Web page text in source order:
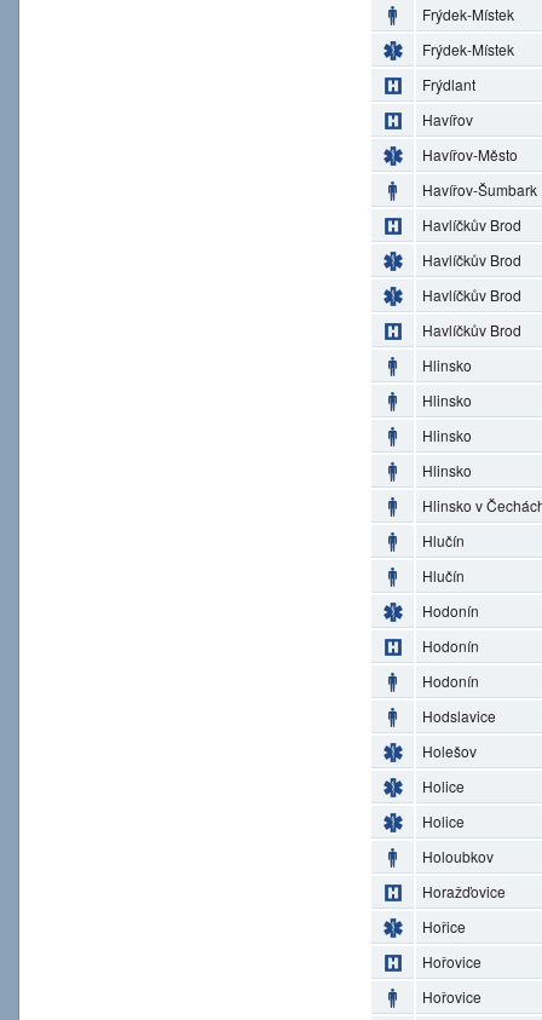
Frýdek-Místek
Frýdek-Místek
Frýdlant
Havířov
Havířov-Město
Havířov-Šumbark
Havlíčkův Brod
Havlíčkův Brod
Havlíčkův Brod
Havlíčkův Brod
Hlinsko
Hlinsko
Hlinsko
Hlinsko
Hlinsko v
Hlučín
Hlučín
Hodonín
Hodonín
Hodonín
Hodslavice
Holešov
Holice
Holice
Holoubkov
Horažďovice
Hořice
Hořovice
Hořovice